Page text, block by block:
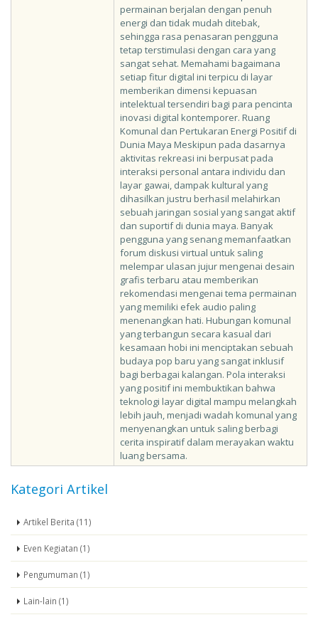
permainan berjalan dengan penuh
energi dan tidak mudah ditebak,
sehingga rasa penasaran pengguna
tetap terstimulasi dengan cara yang
sangat sehat. Memahami bagaimana
setiap fitur digital ini terpicu di layar
memberikan dimensi kepuasan
intelektual tersendiri bagi para pencinta
inovasi digital kontemporer. Ruang
Komunal dan Pertukaran Energi Positif di
Dunia Maya Meskipun pada dasarnya
aktivitas rekreasi ini berpusat pada
interaksi personal antara individu dan
layar gawai, dampak kultural yang
dihasilkan justru berhasil melahirkan
sebuah jaringan sosial yang sangat aktif
dan suportif di dunia maya. Banyak
pengguna yang senang memanfaatkan
forum diskusi virtual untuk saling
melempar ulasan jujur mengenai desain
grafis terbaru atau memberikan
rekomendasi mengenai tema permainan
yang memiliki efek audio paling
menenangkan hati. Hubungan komunal
yang terbangun secara kasual dari
kesamaan hobi ini menciptakan sebuah
budaya pop baru yang sangat inklusif
bagi berbagai kalangan. Pola interaksi
yang positif ini membuktikan bahwa
teknologi layar digital mampu melangkah
lebih jauh, menjadi wadah komunal yang
menyenangkan untuk saling berbagi
cerita inspiratif dalam merayakan waktu
luang bersama.
Kategori Artikel
Artikel Berita (11)
Even Kegiatan (1)
Pengumuman (1)
Lain-lain (1)